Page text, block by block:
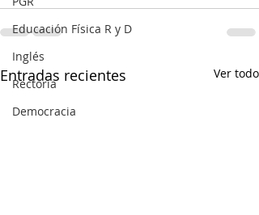
Educación Física R y D
Inglés
Rectoría
Democracia
Entradas recientes Ver todo